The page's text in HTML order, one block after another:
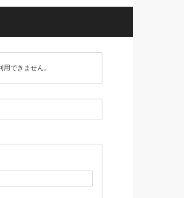
用できません。